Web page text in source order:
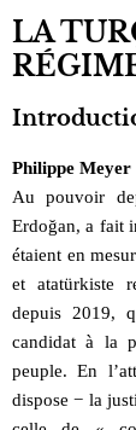
LA
Philippe Meyer
Au pouvoir
Erdoğan, a fait
étaient en
et atatürkiste
depuis 2019,
candidat à la
peuple. En
dispose − la